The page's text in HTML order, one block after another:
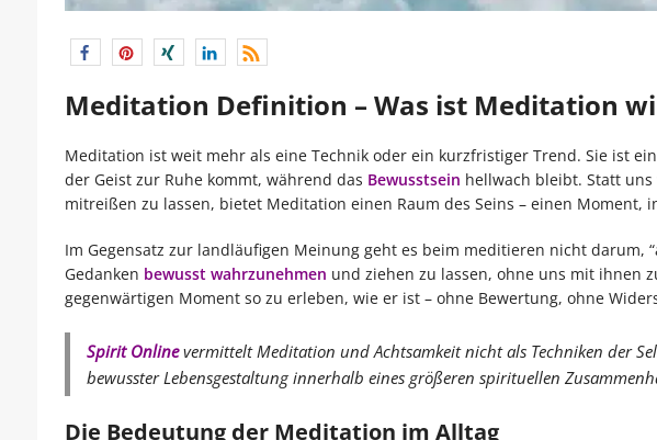
Meditation Definition – Was ist Meditation
Meditation ist weit mehr als eine Technik oder ein kurzfristiger Trend. Sie ist
der Geist zur Ruhe kommt, während das Bewusstsein hellwach bleibt. Statt uns
mitreißen zu lassen, bietet Meditation einen Raum des Seins – einen
Im Gegensatz zur landläufigen Meinung geht es beim meditieren nicht darum,
Gedanken bewusst wahrzunehmen und ziehen zu lassen, ohne uns mit ihnen
gegenwärtigen Moment so zu erleben, wie er ist – ohne Bewertung, ohne
Spirit Onlinevermittelt Meditation und Achtsamkeit nicht als Techniken der
bewusster Lebensgestaltung innerhalb eines größeren spirituellen
Die Bedeutung der Meditation im Alltag